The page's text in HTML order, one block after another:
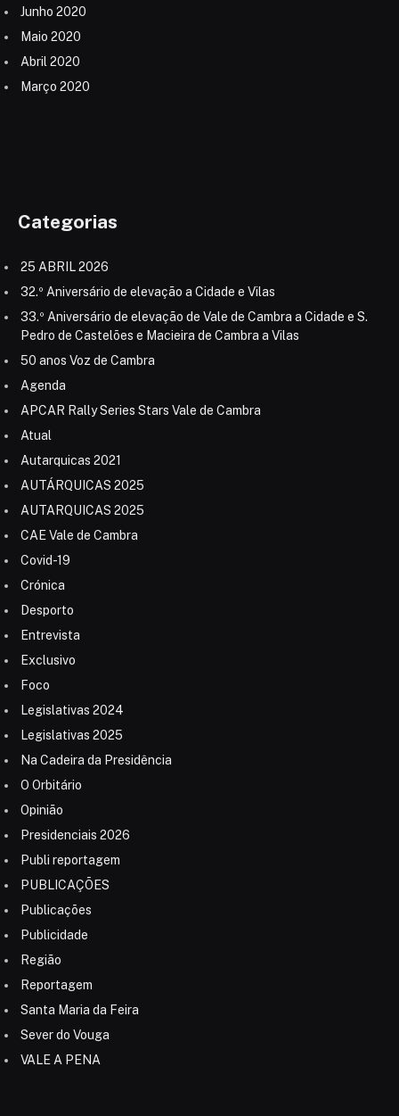
Junho 2020
Maio 2020
Abril 2020
Março 2020
Categorias
25 ABRIL 2026
32.º Aniversário de elevação a Cidade e Vilas
33.º Aniversário de elevação de Vale de Cambra a Cidade e S.
Pedro de Castelões e Macieira de Cambra a Vilas
50 anos Voz de Cambra
Agenda
APCAR Rally Series Stars Vale de Cambra
Atual
Autarquicas 2021
AUTÁRQUICAS 2025
AUTARQUICAS 2025
CAE Vale de Cambra
Covid-19
Crónica
Desporto
Entrevista
Exclusivo
Foco
Legislativas 2024
Legislativas 2025
Na Cadeira da Presidência
O Orbitário
Opinião
Presidenciais 2026
Publi reportagem
PUBLICAÇÕES
Publicações
Publicidade
Região
Reportagem
Santa Maria da Feira
Sever do Vouga
VALE A PENA